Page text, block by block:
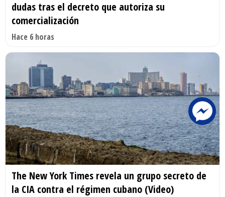
dudas tras el decreto que autoriza su
comercialización
Hace 6 horas
The New York Times revela un grupo secreto de
la CIA contra el régimen cubano (Video)